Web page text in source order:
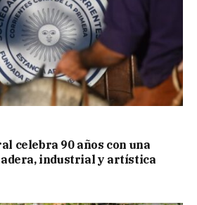
celebra 90 años con una
industrial y artística